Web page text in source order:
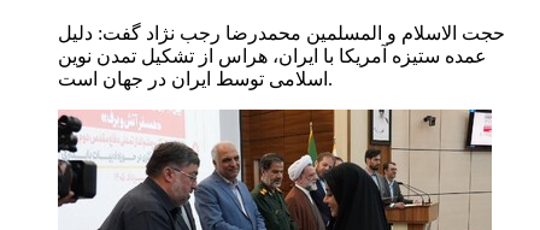
حجت الاسلام و المسلمین محمدرضا رجب نژاد گفت: دلیل
عمده ستیزه آمریکا با ایران، هراس از تشکیل تمدن نوین
اسلامی توسط ایران در جهان است.